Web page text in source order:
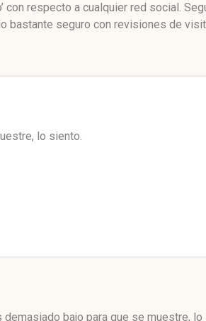
con respecto a cualquier red social.
bastante seguro con revisiones de
lo siento.
bajo para que se muestre, lo